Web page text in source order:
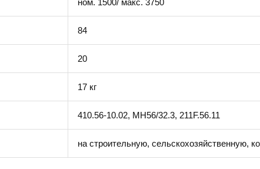
84
20
17 кг
410.56-10.02, МН56/32.3, 211F.56.11
на строительную, сельскохозяйственную,